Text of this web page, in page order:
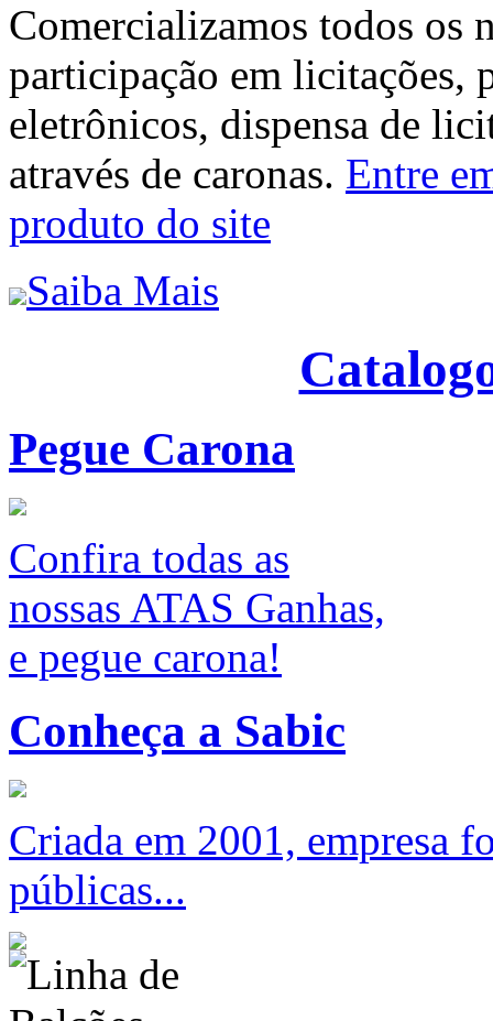
Comercializamos todos os
participação em licitações,
eletrônicos, dispensa de
através de caronas. Entre
produto do site
Saiba Mais
Pegue Carona
Confira todas as
nossas ATAS Ganhas,
e pegue carona!
Conheça a Sabic
Criada em 2001, empresa
públicas...